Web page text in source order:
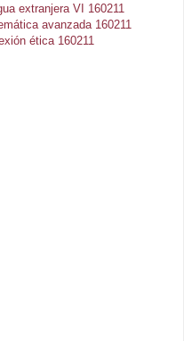
extranjera VI 160211
avanzada 160211
ética 160211